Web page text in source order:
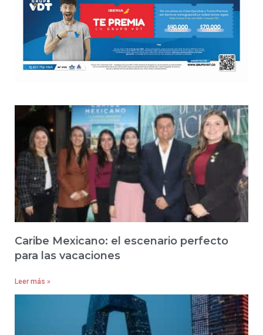
Caribe Mexicano: el escenario perfecto
para las vacaciones
Leer más »